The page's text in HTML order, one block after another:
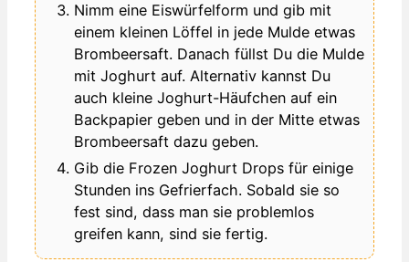
Nimm eine Eiswürfelform und gib mit
einem kleinen Löffel in jede Mulde etwas
Brombeersaft. Danach füllst Du die Mulde
mit Joghurt auf. Alternativ kannst Du
auch kleine Joghurt-Häufchen auf ein
Backpapier geben und in der Mitte etwas
Brombeersaft dazu geben.
Gib die Frozen Joghurt Drops für einige
Stunden ins Gefrierfach. Sobald sie so
fest sind, dass man sie problemlos
greifen kann, sind sie fertig.